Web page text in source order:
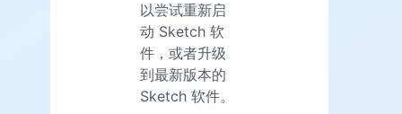
以尝试重新启
动 Sketch 软
件，或者升级
到最新版本的
Sketch 软件。